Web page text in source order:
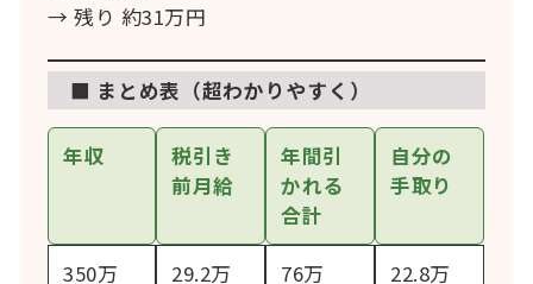
→ 残り 約31万円
■ まとめ表（超わかりやすく）
年収
税引き
前月給
年間引
かれる
合計
自分の
手取り
350万 29.2万 76万 22.8万